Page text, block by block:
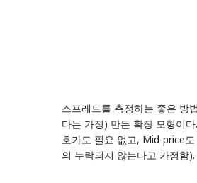
스프레드를 측정하는 좋은 방
다는 가정) 만든 확장 모형이
호가도 필요 없고, Mid-price
의 누락되지 않는다고 가정함).